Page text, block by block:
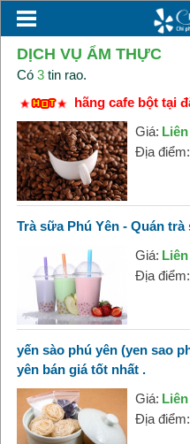
DỊCH VỤ ẨM THỰC
Có 3tin rao.
hãng cafe bột tại
Giá:
Địa điểm:
Trà sữa Phú Yên - Quán
Giá:
Địa điểm:
yến sào phú yên (yen sao
yên bán giá tốt nhất .
Giá:
Địa điểm: